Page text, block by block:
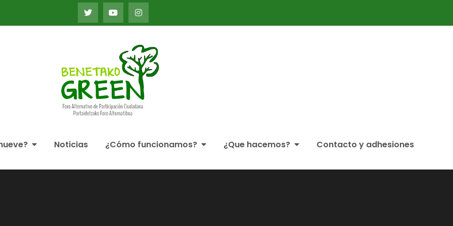
Noticias ¿Cómo funcionamos? ¿Que hacemos? Contacto y adhesiones